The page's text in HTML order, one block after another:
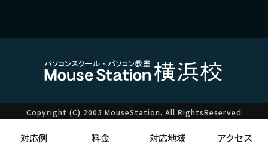
対応例 料金 対応地域 アクセス
Copyright (C) 2003 MouseStation. All RightsReserved